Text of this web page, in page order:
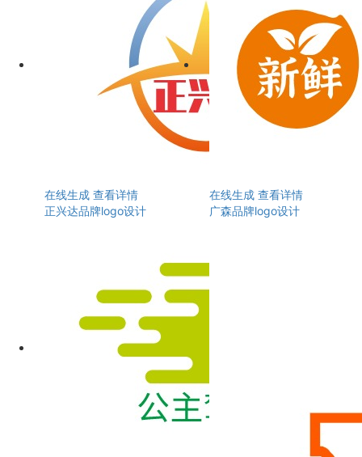
在线生成 查看详情
正兴达品牌logo设计
在线生成 查看详情
广森品牌logo设计